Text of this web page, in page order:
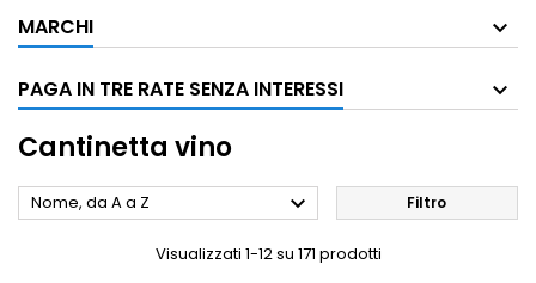
MARCHI
PAGA IN TRE RATE SENZA INTERESSI
Cantinetta vino
Nome, da A a Z  Filtro
Visualizzati 1-12 su 171 prodotti